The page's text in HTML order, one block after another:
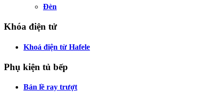
Đèn
Khóa điện tử
Khoá điện từ Hafele
Phụ kiện tủ bếp
Bản lề ray trượt